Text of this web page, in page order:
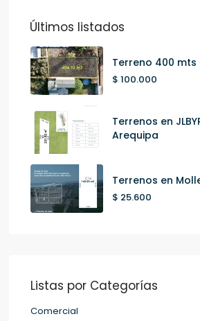
Últimos listados
Terreno 400 mts
$ 100.000
Terrenos en
Arequipa
Terrenos en
$ 25.600
Listas por Categorías
Comercial